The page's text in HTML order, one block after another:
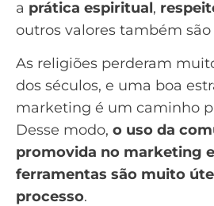
a prática espiritual,
outros valores também
As religiões perderam
dos séculos, e uma boa
marketing é um caminho
Desse modo, o uso da
promovida no marketing
ferramentas são muito
processo.